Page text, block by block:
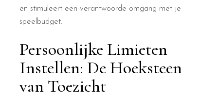
en stimuleert een verantwoorde omgang met je
speelbudget.
Persoonlijke Limieten
Instellen: De Hoeksteen
van Toezicht